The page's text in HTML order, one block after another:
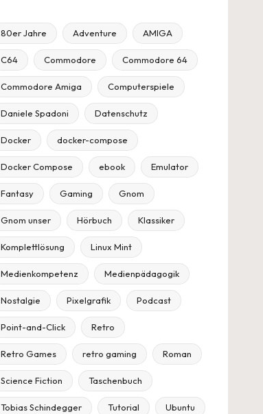
80er Jahre Adventure AMIGA
C64 Commodore Commodore 64
Commodore Amiga Computerspiele
Daniele Spadoni Datenschutz
Docker docker-compose
Docker Compose ebook Emulator
Fantasy Gaming Gnom
Gnom unser Hörbuch Klassiker
Komplettlösung Linux Mint
Medienkompetenz Medienpädagogik
Nostalgie Pixelgrafik Podcast
Point-and-Click Retro
Retro Games retro gaming Roman
Science Fiction Taschenbuch
Tobias Schindegger Tutorial Ubuntu